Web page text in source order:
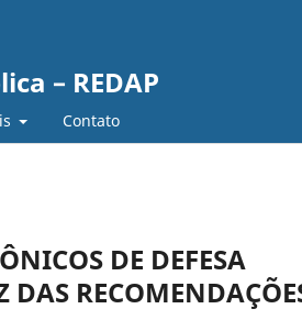
– REDAP
Contato
DE DEFESA